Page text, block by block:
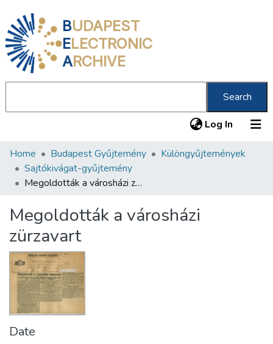
BUDAPEST
ELECTRONIC
ARCHIVE
Search
Log In (current)
Communities & Collections
All of DSpace
About us
Home Budapest Gyűjtemény
Különgyűjtemények
Sajtókivágat-gyűjtemény
Megoldották a városházi zürzavart
Megoldották a városházi
zürzavart
Date